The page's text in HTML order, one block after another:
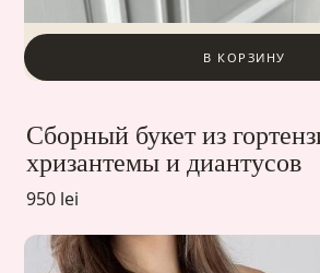
В КОРЗИНУ
Сборный букет из
хризантемы и диантусов
950 lei